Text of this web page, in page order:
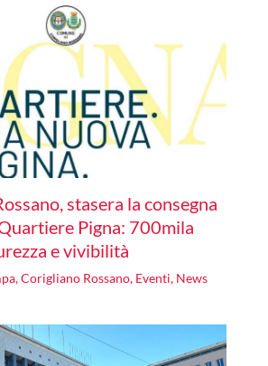
stasera la consegna
Pigna: 700mila
e vivibilità
,Corigliano Rossano, Eventi, News